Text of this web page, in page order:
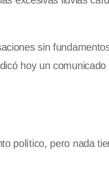
sin
hoy un comunicado
político, pero nada